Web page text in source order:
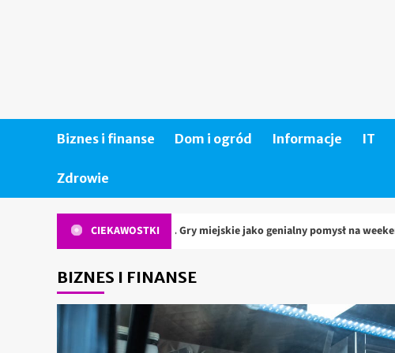
Biznes i finanse Dom i ogród Informacje IT
Zdrowie
CIEKAWOSTKI
miasto na nowo. Gry miejskie jako genialny pomysł na weekend
BIZNES I FINANSE